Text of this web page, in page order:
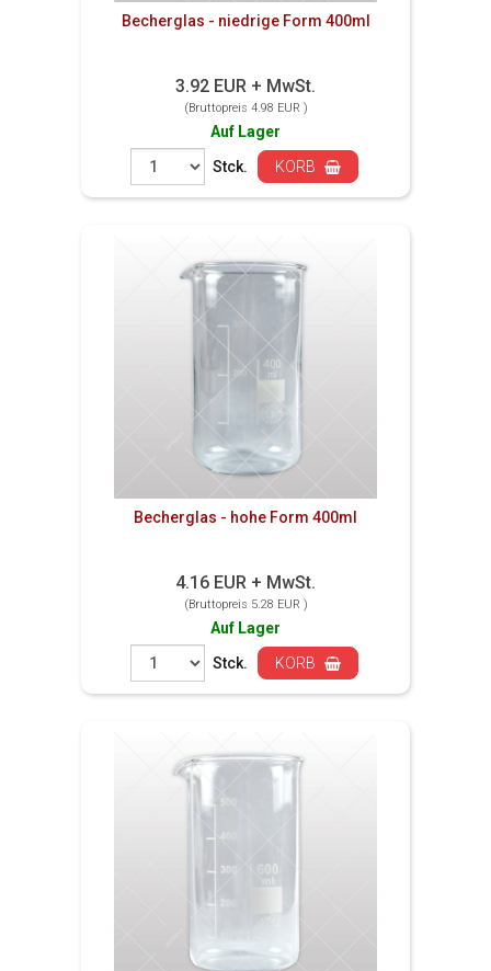
Becherglas - niedrige Form 400ml
3.92 EUR + MwSt.
(Bruttopreis 4.98 EUR )
Auf Lager
Stck.
KORB
Becherglas - hohe Form 400ml
4.16 EUR + MwSt.
(Bruttopreis 5.28 EUR )
Auf Lager
Stck.
KORB